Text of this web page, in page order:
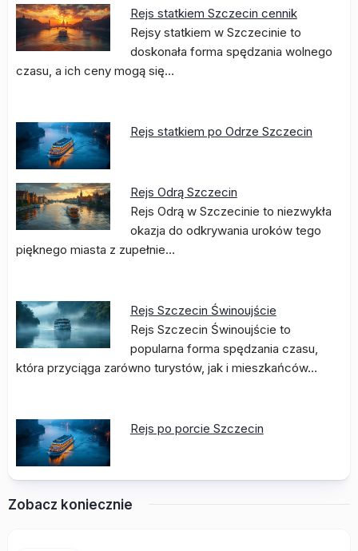
Rejs statkiem Szczecin cennik
Rejsy statkiem w Szczecinie to
doskonała forma spędzania wolnego
czasu, a ich ceny mogą się…
Rejs statkiem po Odrze Szczecin
Rejs Odrą Szczecin
Rejs Odrą w Szczecinie to niezwykła
okazja do odkrywania uroków tego
pięknego miasta z zupełnie…
Rejs Szczecin Świnoujście
Rejs Szczecin Świnoujście to
popularna forma spędzania czasu,
która przyciąga zarówno turystów, jak i mieszkańców…
Rejs po porcie Szczecin
Zobacz koniecznie